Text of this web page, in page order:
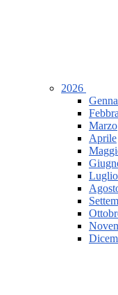
2026
Marzo
Aprile
Luglio